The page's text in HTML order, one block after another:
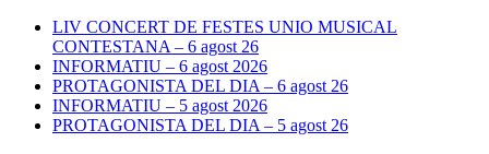
LIV CONCERT DE FESTES UNIO MUSICAL
CONTESTANA – 6 agost 26
INFORMATIU – 6 agost 2026
PROTAGONISTA DEL DIA – 6 agost 26
INFORMATIU – 5 agost 2026
PROTAGONISTA DEL DIA – 5 agost 26